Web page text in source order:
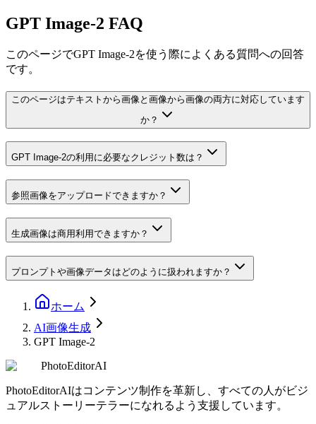
GPT Image-2 FAQ
このページでGPT Image-2を使う際によくある質問への回答
です。
このページはテキストから画像と画像から画像の両方に対応しています
か？
GPT Image-2の利用に必要なクレジット数は？
参照画像をアップロードできますか？
生成画像は商用利用できますか？
プロンプトや画像データはどのように扱われますか？
ホーム
AI画像生成
GPT Image-2
PhotoEditorAI
PhotoEditorAIはコンテンツ制作を革新し、すべての人がビジ
ュアルストーリーテラーになれるよう支援しています。